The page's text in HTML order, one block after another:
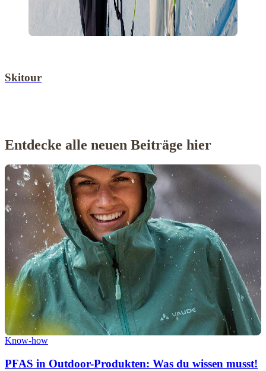
Skitour
Entdecke alle neuen Beiträge hier
Know-how
PFAS in Outdoor-Produkten: Was du wissen musst!